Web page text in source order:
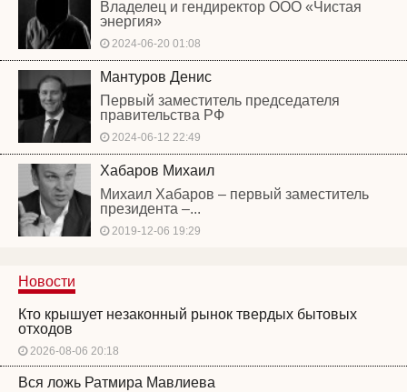
Владелец и гендиректор ООО «Чистая
энергия»
2024-06-20 01:08
Мантуров Денис
Первый заместитель председателя
правительства РФ
2024-06-12 22:49
Хабаров Михаил
Михаил Хабаров – первый заместитель
президента –...
2019-12-06 19:29
Новости
Кто крышует незаконный рынок твердых бытовых
отходов
2026-08-06 20:18
Вся ложь Ратмира Мавлиева